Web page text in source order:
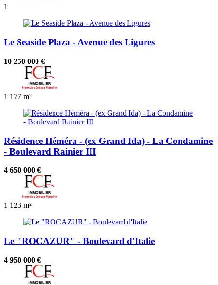
1
Le Seaside Plaza - Avenue des Ligures
10 250 000 €
1 177 m²
Résidence Héméra - (ex Grand Ida) - La Condamine
- Boulevard Rainier III
4 650 000 €
1 123 m²
Le "ROCAZUR" - Boulevard d'Italie
4 950 000 €